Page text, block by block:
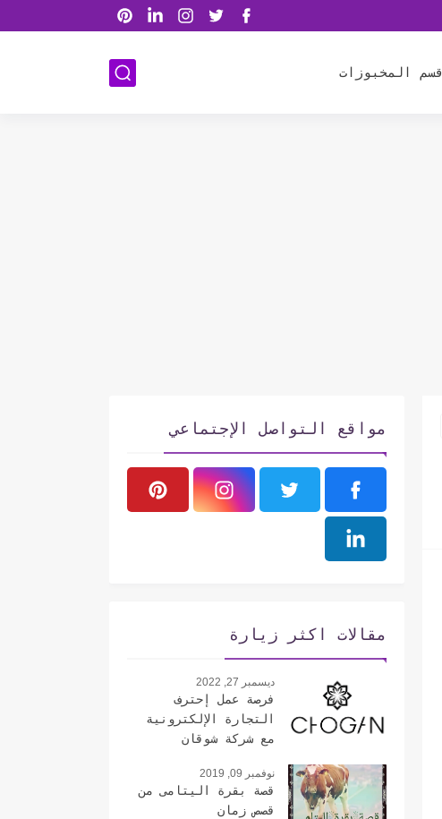
قسم المخبوزات
مواقع التواصل الإجتماعي
مقالات اكثر زيارة
ديسمبر 27, 2022
فرصة عمل إحترف
التجارة الإلكترونية
مع شركة شوقان
نوفمبر 09, 2019
قصة بقرة اليتامى من
قصص زمان